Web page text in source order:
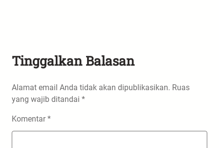
Tinggalkan Balasan
Alamat email Anda tidak akan dipublikasikan. Ruas
yang wajib ditandai *
Komentar*